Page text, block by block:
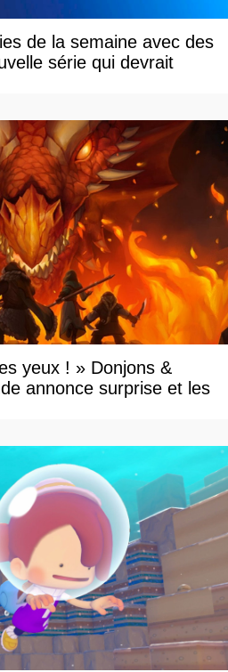
de la semaine avec des
série qui devrait
yeux ! » Donjons &
annonce surprise et les